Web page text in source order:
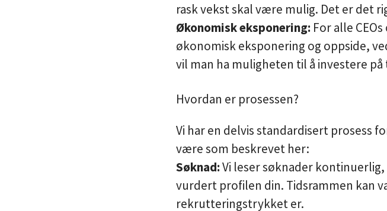
rask vekst skal være mulig. Det er det
Økonomisk eksponering: For alle
økonomisk eksponering og oppside,
vil man ha muligheten til å investere
Hvordan er prosessen?
Vi har en delvis standardisert prosess
være som beskrevet her:
Søknad:Vi leser søknader
vurdert profilen din. Tidsrammen kan
rekrutteringstrykket er.